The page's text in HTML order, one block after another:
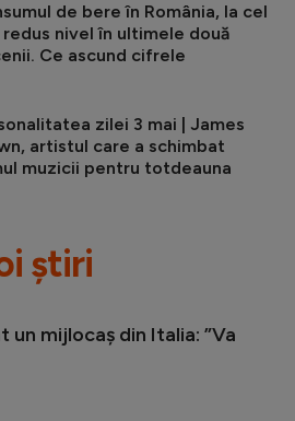
de bere în România, la cel
redus nivel în ultimele două
Ce ascund cifrele
zilei 3 mai | James
artistul care a schimbat
muzicii pentru totdeauna
știri
mijlocaș din Italia: ”Va